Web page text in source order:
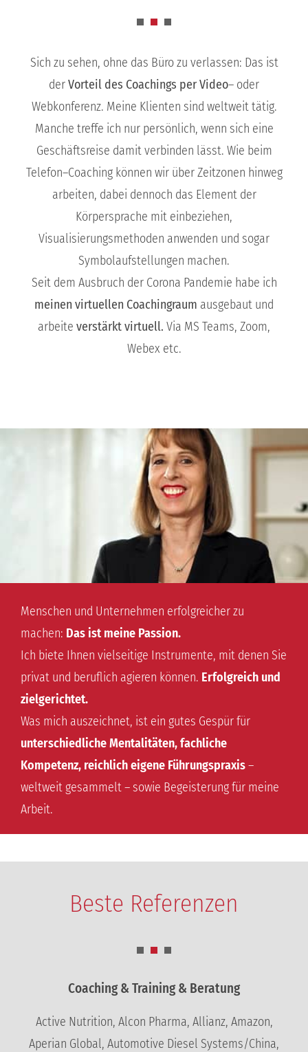
Sich zu sehen, ohne das Büro zu verlassen: Das ist
derVorteil des Coachings per Video– oder
Webkonferenz. Meine Klienten sind weltweit tätig.
Manche treffe ich nur persönlich, wenn sich eine
Geschäftsreise damit verbinden lässt. Wie beim
Telefon–Coaching können wir über Zeitzonen hinweg
arbeiten, dabei dennoch das Element der
Körpersprache mit einbeziehen,
Visualisierungsmethoden anwenden und sogar
Symbolaufstellungen machen.
Seit dem Ausbruch der Corona Pandemie habe ich
meinen virtuellen Coachingraum ausgebaut und
arbeite verstärkt virtuell. Via MS Teams, Zoom,
Webex etc.
Menschen und Unternehmen erfolgreicher zu
machen: Das ist meine Passion.
Ich biete Ihnen vielseitige Instrumente, mit denen Sie
privat und beruflich agieren können. Erfolgreich und
zielgerichtet.
Was mich auszeichnet, ist ein gutes Gespür für
unterschiedliche Mentalitäten, fachliche
Kompetenz, reichlich eigene Führungspraxis–
weltweit gesammelt – sowie Begeisterung für meine
Arbeit.
Beste Referenzen
Coaching & Training & Beratung
Active Nutrition, Alcon Pharma, Allianz, Amazon,
Aperian Global, Automotive Diesel Systems/China,